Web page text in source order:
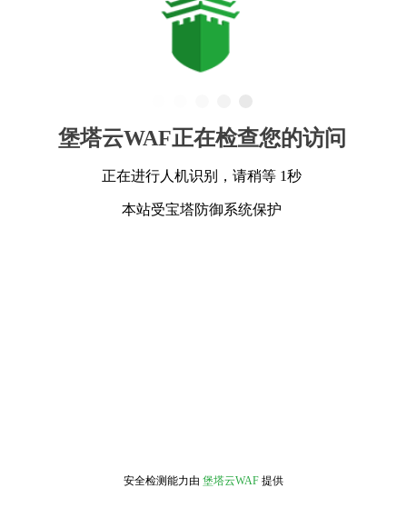
堡塔云WAF正在检查您的访问
正在进行人机识别，请稍等 1秒
本站受宝塔防御系统保护
安全检测能力由 堡塔云WAF 提供